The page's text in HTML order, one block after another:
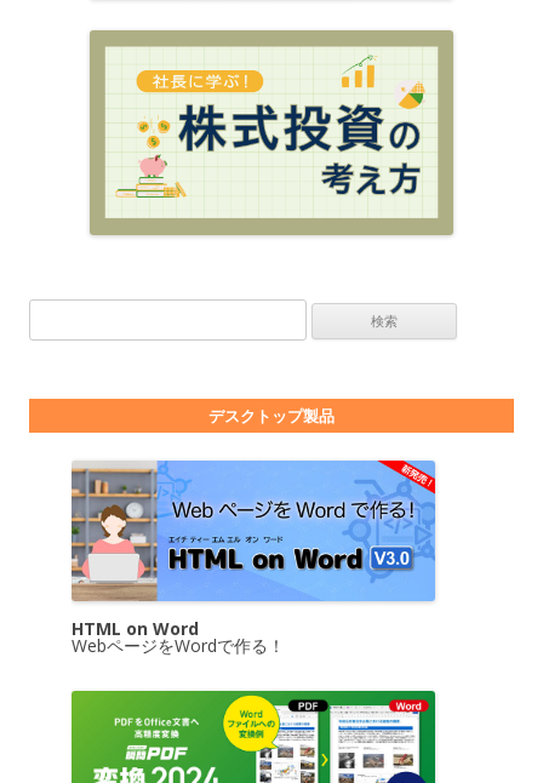
デスクトップ製品
HTML on Word
WebページをWordで作る！